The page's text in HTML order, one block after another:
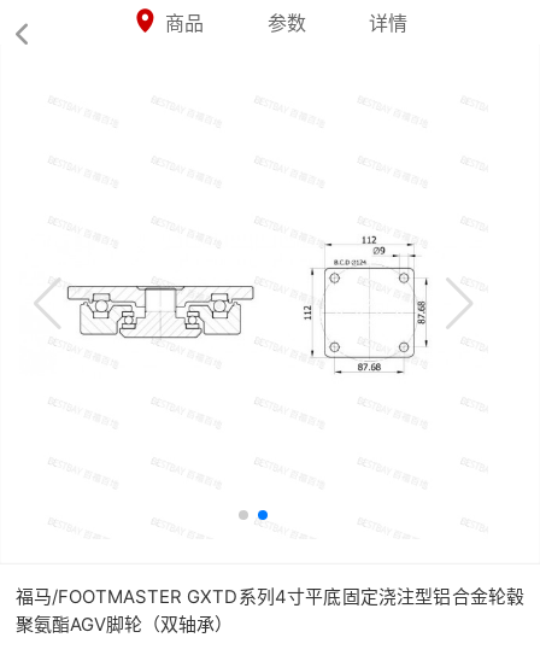

 商品 参数 详情
福马/FOOTMASTER GXTD系列4寸平底固定浇注型铝合金轮毂
聚氨酯AGV脚轮（双轴承）